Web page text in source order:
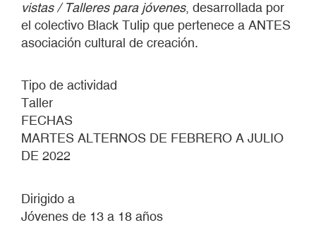
vistas / Talleres para jóvenes, desarrollada por
el colectivo Black Tulip que pertenece a ANTES
asociación cultural de creación.
Tipo de actividad
Taller
FECHAS
MARTES ALTERNOS DE FEBRERO A JULIO
DE 2022
Dirigido a
Jóvenes de 13 a 18 años